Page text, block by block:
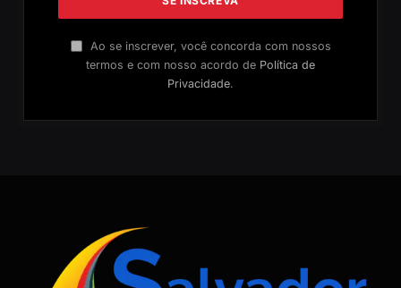
Ao se inscrever, você concorda com nossos
termos e com nosso acordo de Política de
Privacidade.